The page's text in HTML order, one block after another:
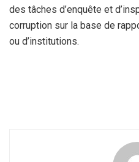
des tâches d’enquête et
corruption sur la base de
ou d’institutions.